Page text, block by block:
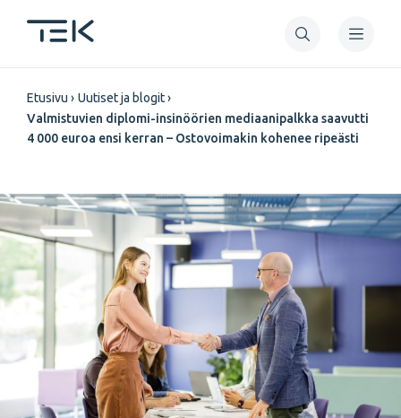
pääsisältöön
Murupolku
Etusivu
Uutiset ja blogit
Valmistuvien diplomi-insinöörien mediaanipalkka saavutti
4 000 euroa ensi kerran – Ostovoimakin kohenee ripeästi